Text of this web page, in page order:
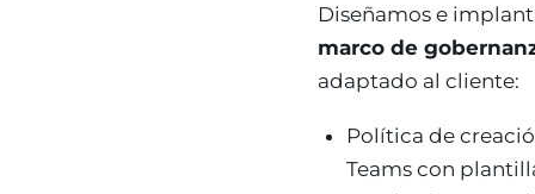
Diseñamos e
marco de
adaptado al cliente:
Política de
Teams con